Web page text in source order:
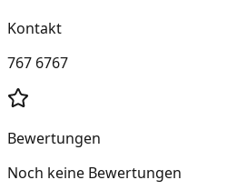
Kontakt
767 6767
Bewertungen
Noch keine Bewertungen